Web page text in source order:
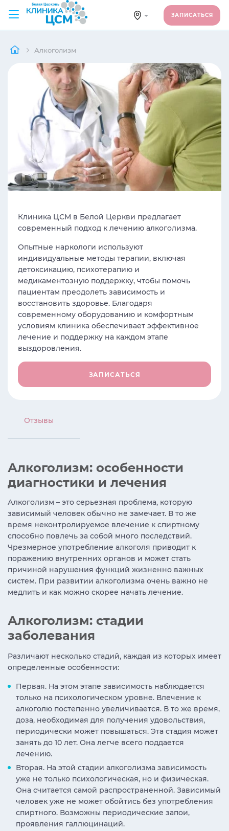
ЗАПИСАТЬСЯ
Алкоголизм
Клиника ЦСМ в Белой Церкви предлагает
современный подход к лечению алкоголизма.
Опытные наркологи используют
индивидуальные методы терапии, включая
детоксикацию, психотерапию и
медикаментозную поддержку, чтобы помочь
пациентам преодолеть зависимость и
восстановить здоровье. Благодаря
современному оборудованию и комфортным
условиям клиника обеспечивает эффективное
лечение и поддержку на каждом этапе
выздоровления.
ЗАПИСАТЬСЯ
Отзывы
Алкоголизм: особенности
диагностики и лечения
Алкоголизм – это серьезная проблема, которую
зависимый человек обычно не замечает. В то же
время неконтролируемое влечение к спиртному
способно повлечь за собой много последствий.
Чрезмерное употребление алкоголя приводит к
поражению внутренних органов и может стать
причиной нарушения функций жизненно важных
систем. При развитии алкоголизма очень важно не
медлить и как можно скорее начать лечение.
Алкоголизм: стадии
заболевания
Различают несколько стадий, каждая из которых имеет
определенные особенности:
Первая. На этом этапе зависимость наблюдается
только на психологическом уровне. Влечение к
алкоголю постепенно увеличивается. В то же время,
доза, необходимая для получения удовольствия,
периодически может повышаться. Эта стадия может
занять до 10 лет. Она легче всего поддается
лечению.
Вторая. На этой стадии алкоголизма зависимость
уже не только психологическая, но и физическая.
Она считается самой распространенной. Зависимый
человек уже не может обойтись без употребления
спиртного. Возможны периодические запои,
проявления галлюцинаций.